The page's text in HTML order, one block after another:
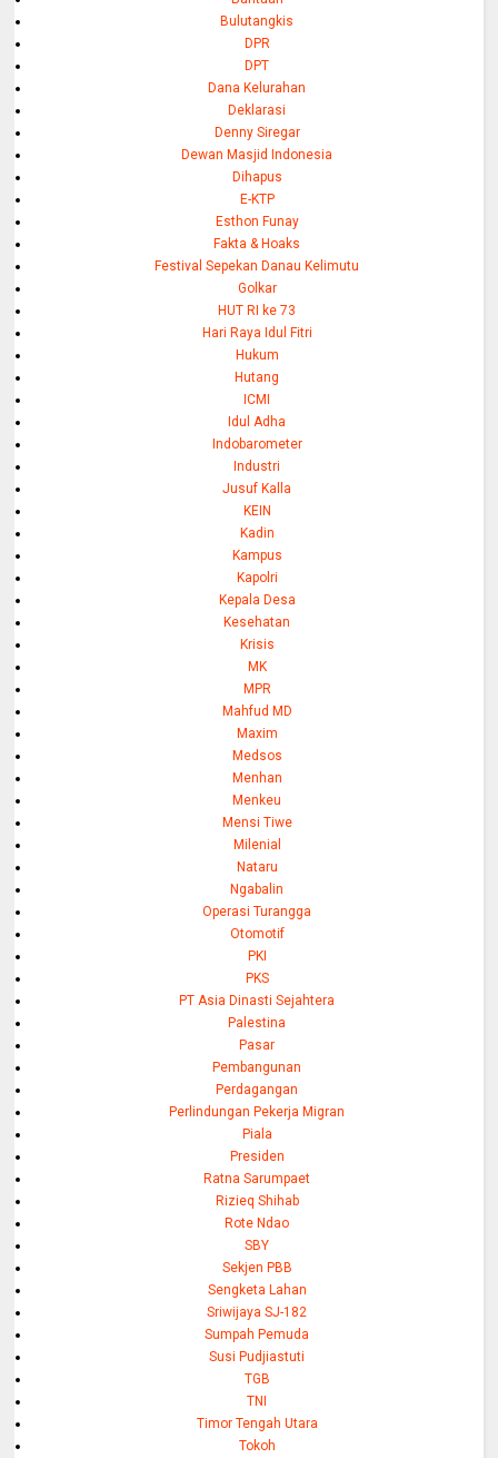
Bulutangkis
DPR
DPT
Dana Kelurahan
Deklarasi
Denny Siregar
Dewan Masjid Indonesia
Dihapus
E-KTP
Esthon Funay
Fakta & Hoaks
Festival Sepekan Danau Kelimutu
Golkar
HUT RI ke 73
Hari Raya Idul Fitri
Hukum
Hutang
ICMI
Idul Adha
Indobarometer
Industri
Jusuf Kalla
KEIN
Kadin
Kampus
Kapolri
Kepala Desa
Kesehatan
Krisis
MK
MPR
Mahfud MD
Maxim
Medsos
Menhan
Menkeu
Mensi Tiwe
Milenial
Nataru
Ngabalin
Operasi Turangga
Otomotif
PKI
PKS
PT Asia Dinasti Sejahtera
Palestina
Pasar
Pembangunan
Perdagangan
Perlindungan Pekerja Migran
Piala
Presiden
Ratna Sarumpaet
Rizieq Shihab
Rote Ndao
SBY
Sekjen PBB
Sengketa Lahan
Sriwijaya SJ-182
Sumpah Pemuda
Susi Pudjiastuti
TGB
TNI
Timor Tengah Utara
Tokoh